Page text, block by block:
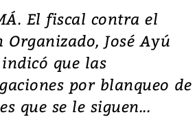
El fiscal contra el
Organizado, José Ayú
que las
por blanqueo de
que se le siguen...
Video, Japón: Terremoto
deja heridos y graves
daños en Kumamoto